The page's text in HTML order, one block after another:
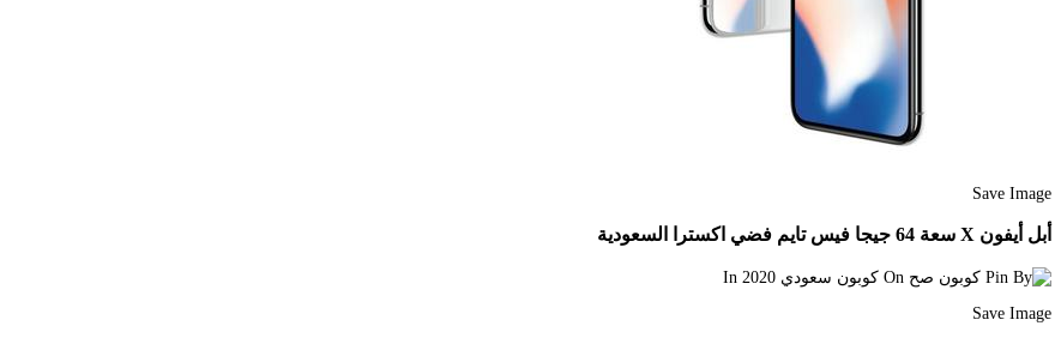
Save Image
أبل أيفون X سعة 64 جيجا فيس تايم فضي اكسترا السعودية
Save Image